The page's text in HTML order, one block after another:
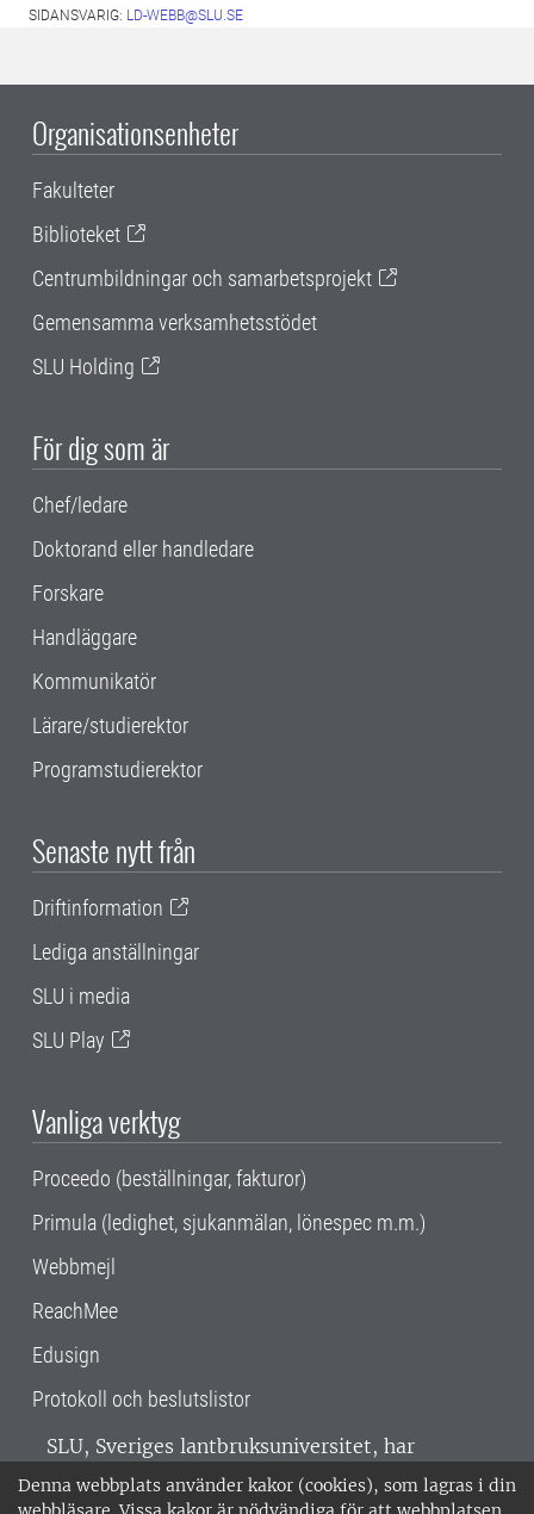
Denna webbplats använder kakor (cookies), som lagras i din
SIDANSVARIG: LD-WEBB@SLU.SE
Organisationsenheter
Fakulteter
Biblioteket
Centrumbildningar och samarbetsprojekt
Gemensamma verksamhetsstödet
SLU Holding
För dig som är
Chef/ledare
Doktorand eller handledare
Forskare
Handläggare
Kommunikatör
Lärare/studierektor
Programstudierektor
Senaste nytt från
Driftinformation
Lediga anställningar
SLU i media
SLU Play
Vanliga verktyg
Proceedo (beställningar, fakturor)
Primula (ledighet, sjukanmälan, lönespec m.m.)
Webbmejl
ReachMee
Edusign
Protokoll och beslutslistor
SLU, Sveriges lantbruksuniversitet, har
verksamhet över hela Sverige. Huvudorter är
Alnarp, Uppsala och Umeå.SLU är